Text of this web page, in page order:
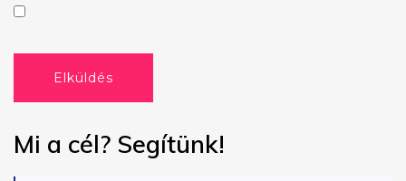
Elküldés
Mi a cél? Segítünk!